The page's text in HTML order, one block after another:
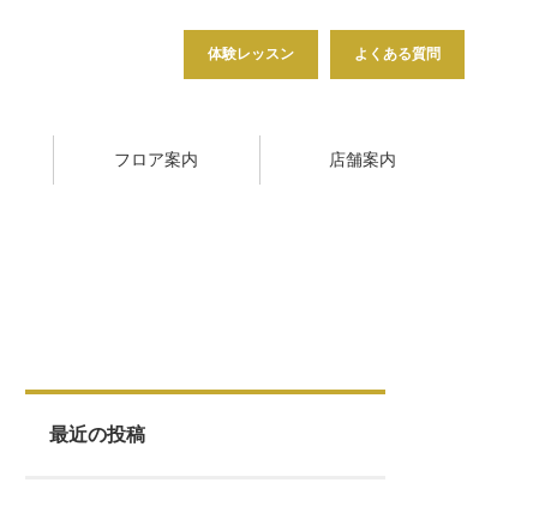
体験レッスン よくある質問
フロア案内 店舗案内
最近の投稿